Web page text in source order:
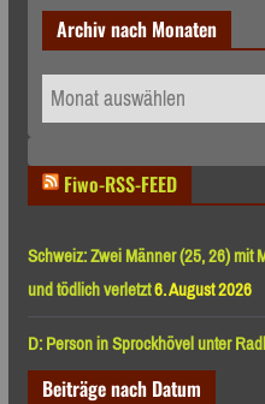
Archiv nach Monaten
Archiv
nach
Fiwo-RSS-FEED
Schweiz: Zwei Männer (25, 26) mit
und tödlich verletzt6. August 2026
D: Person in Sprockhövel unter
Beiträge nach Datum